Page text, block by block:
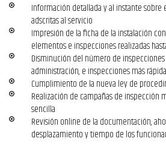
Información detallada y al instante sobre
adscritas al servicio
Impresión de la ficha de la instalación
elementos e inspecciones realizadas
Disminución del número de
administración, e inspecciones más
Cumplimiento de la nueva ley de
Realización de campañas de inspección
sencilla
Revisión online de la documentación,
desplazamiento y tiempo de los